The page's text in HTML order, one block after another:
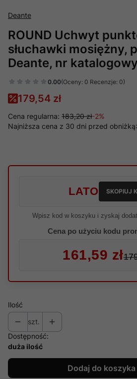
Deante
ROUND Uchwyt
słuchawki mosiężny,
Deante, nr
0.00(Oceny: 0 Recenzje: 0)
179,54 zł
Cena regularna: 183,20 zł-2%
Najniższa cena z 30 dni przed obniżką:
LATO SKOPIUJ
Wpisz kod w koszyku i zyskaj
Cena po użyciu kodu
161,59 zł
Ilość
szt.
Dostępność:
duża ilość
Dodaj do koszyka